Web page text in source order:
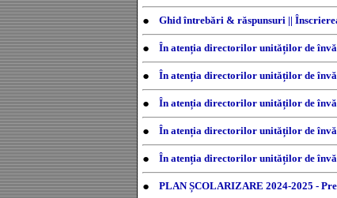
● Ghid întrebări & răspunsuri ||
● În atenția directorilor unităților de
● În atenția directorilor unităților de
● În atenția directorilor unităților de
● În atenția directorilor unităților de
● În atenția directorilor unităților de
● PLAN ȘCOLARIZARE 2024-2025 -